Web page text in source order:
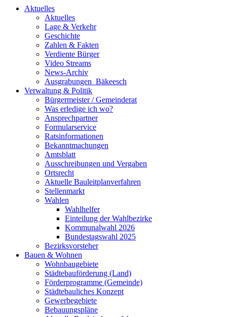
Aktuelles
Aktuelles
Lage & Verkehr
Geschichte
Zahlen & Fakten
Verdiente Bürger
Video Streams
News-Archiv
Ausgrabungen_Bäkeesch
Verwaltung & Politik
Bürgermeister / Gemeinderat
Was erledige ich wo?
Ansprechpartner
Formularservice
Ratsinformationen
Bekanntmachungen
Amtsblatt
Ausschreibungen und Vergaben
Ortsrecht
Aktuelle Bauleitplanverfahren
Stellenmarkt
Wahlen
Wahlhelfer
Einteilung der Wahlbezirke
Kommunalwahl 2026
Bundestagswahl 2025
Bezirksvorsteher
Bauen & Wohnen
Wohnbaugebiete
Städtebauförderung (Land)
Förderprogramme (Gemeinde)
Städtebauliches Konzept
Gewerbegebiete
Bebauungspläne